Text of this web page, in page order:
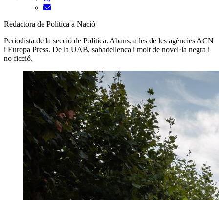
Redactora de Política a Nació
Periodista de la secció de Política. Abans, a les de les agències ACN
i Europa Press. De la UAB, sabadellenca i molt de novel·la negra i
no ficció.